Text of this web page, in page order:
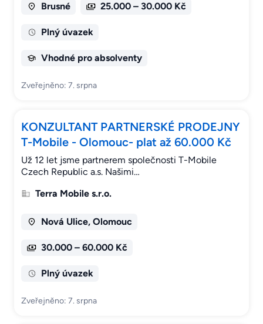
Brusné 25.000 – 30.000 Kč
Plný úvazek
Vhodné pro absolventy
Zveřejněno: 7. srpna
KONZULTANT PARTNERSKÉ PRODEJNY
T-Mobile - Olomouc- plat až 60.000 Kč
Už 12 let jsme partnerem společnosti T-Mobile
Czech Republic a.s. Našimi…
Terra Mobile s.r.o.
Nová Ulice, Olomouc
30.000 – 60.000 Kč
Plný úvazek
Zveřejněno: 7. srpna